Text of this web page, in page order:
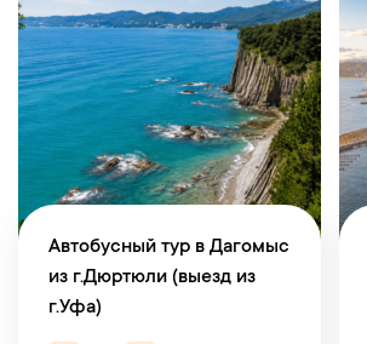
Автобусный тур в Дагомыс
из г.Дюртюли (выезд из
г.Уфа)